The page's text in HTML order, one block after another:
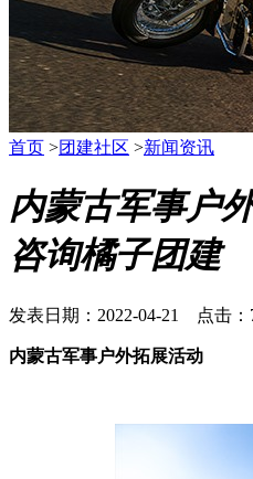
首页 >团建社区 >新闻资讯
内蒙古军事户
咨询橘子团建
发表日期：2022-04-21 点击：
内蒙古军事户外拓展活动